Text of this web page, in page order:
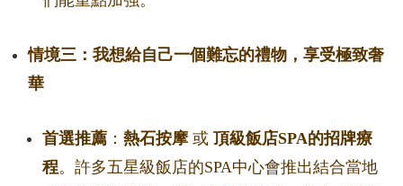
情境三：我想給自己一個難忘的禮物，享受極致奢
華
首選推薦 ： 熱石按摩或 頂級飯店SPA的招牌療
程。許多五星級飯店的SPA中心會推出結合當地